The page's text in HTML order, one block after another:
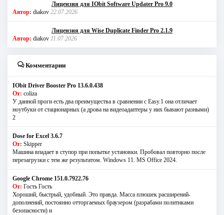
Лицензия для IObit Software Updater Pro 9.0
Автор: diakov 22.07.2026
Лицензия для Wise Duplicate Finder Pro 2.1.9
Автор: diakov 11.07.2026
Комментарии
IObit Driver Booster Pro 13.6.0.438
От: coliza
У данной проги есть два преимущества в сравнении с Easy.1 она отличает
ноутбуки от стационарных (а дрова на видеоадаптеры у них бывают разными)
2
Dose for Excel 3.6.7
От: Skipper
Машина впадает в ступор при попытке установки. Пробовал повторно после
перезагрузки с тем же результатом. Windows 11. MS Offiсe 2024.
Google Chrome 151.0.7922.76
От: Гость Гость
Хороший, быстрый, удобный. Это правда. Масса плюшек расширений-
дополнений, постоянно отторгаемых браузером (разрабами политиками
безопасности) и